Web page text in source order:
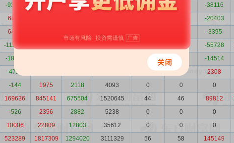
-93966 1700708 1794674 3495383 5 -38116
6893 -20403
6441 -3395
-111590 516797 628387 1145184 37 37 -55728
-18917 21 21 -14514
-4727 2308
-144 1975 2118 4093 0 0 0
169636 845141 675504 1520645 44 46 89812
-526 2356 2882 5238 0 0 0
10006 22809 12803 35612 0 0 0
523289 1817309 1294020 3111329 56 58 145149